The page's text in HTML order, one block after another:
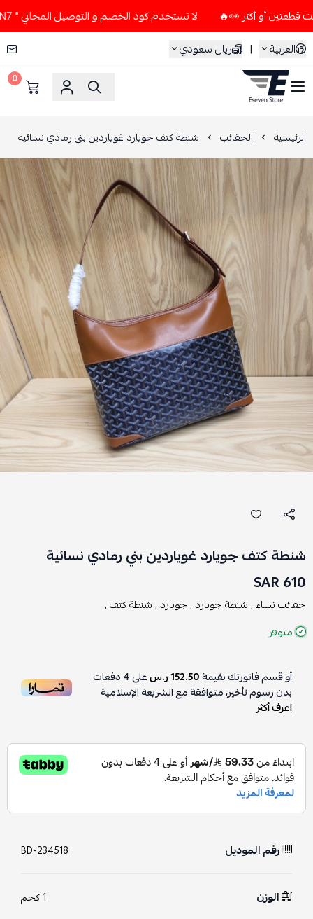
لا تستخدم كود الخصم و التوصيل المجاني " N7 " إلا إذا طلبت قطعتين أو أكثر 👀🔥
العربية
| ريال سعودي
ESEVEN STORE
0
الرئيسية الحقائب شنطة كتف جويارد غوياردين بني رمادي نسائية
شنطة كتف جويارد غوياردين بني رمادي نسائية
610 SAR
حقائب نساء ,شنطة جويارد ,جويارد ,شنطة كتف ,
متوفر
أو قسم فاتورتك بقيمة152.50 ر.س على4دفعات
بدون رسوم تأخير، متوافقة مع الشريعة الإسلامية
اعرف أكثر
رقم الموديل BD-234518
الوزن 1 كجم